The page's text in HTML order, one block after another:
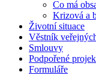
Co má
Krizová a
Životní situace
Věstník
Smlouvy
Podpořené
Formuláře